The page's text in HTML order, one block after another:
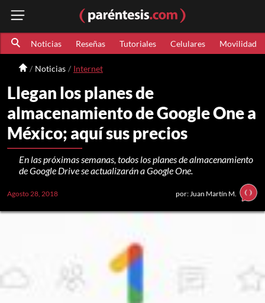
Noticias Reseñas Tutoriales Celulares Movilidad
Noticias Internet
Llegan los planes de
almacenamiento de Google One a
México; aquí sus precios
En las próximas semanas, todos los planes de almacenamiento
de Google Drive se actualizarán a Google One.
Agosto 28, 2018 por: Juan Martín M.